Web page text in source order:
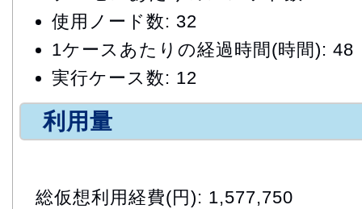
使用ノード数: 32
1ケースあたりの経過時間(時間): 48
実行ケース数: 12
利用量
総仮想利用経費(円): 1,577,750